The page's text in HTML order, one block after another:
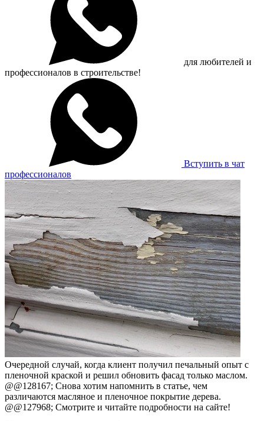
для любителей и
профессионалов в строительстве!
Вступить в чат
профессионалов
Очередной случай, когда клиент получил печальный опыт с
пленочной краской и решил обновить фасад только маслом.
@@128167; Снова хотим напомнить в статье, чем
различаются масляное и пленочное покрытие дерева.
@@127968; Смотрите и читайте подробности на сайте!